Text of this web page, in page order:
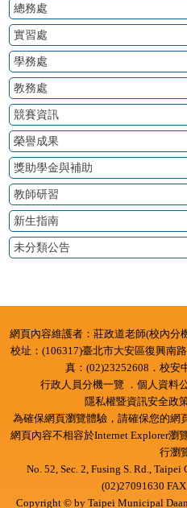
總務處
實習處
學務處
教務處
競賽資訊
榮譽成果
獎助學金與補助
教師研習
新生指南
未分類公告
網頁內容維護者：莊政道老師(校內分
校址：(106317)臺北市大安區復興南
真：(02)23252608．校安
行政人員分機一覽 ．個人資料
隱私權暨資訊安全政
為確保網頁瀏覽體驗，請確保您的網
網頁內容不相容於Internet Explorer瀏
行瀏
No. 52, Sec. 2, Fusing S. Rd.,
(02)27091630
Copyright © by Taipei Municipal